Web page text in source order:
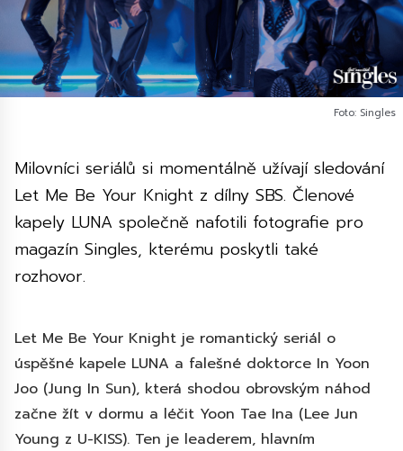
Foto: Singles
Milovníci seriálů si momentálně užívají sledování
Let Me Be Your Knight z dílny SBS. Členové
kapely LUNA společně nafotili fotografie pro
magazín Singles, kterému poskytli také
rozhovor.
Let Me Be Your Knight je romantický seriál o
úspěšné kapele LUNA a falešné doktorce In Yoon
Joo (Jung In Sun), která shodou obrovským náhod
začne žít v dormu a léčit Yoon Tae Ina (Lee Jun
Young z U-KISS). Ten je leaderem, hlavním